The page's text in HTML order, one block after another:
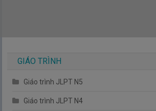
GIÁO TRÌNH
Giáo trình JLPT N5
Giáo trình JLPT N4